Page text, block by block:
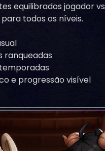
equilibrados jogador vs
todos os níveis.
ranqueadas
temporadas
e progressão visível